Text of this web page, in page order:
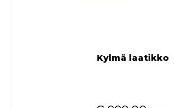
Kylmä laatikko